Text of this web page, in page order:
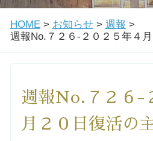
教会学校・中高生会
洗礼を希望される方
HOME> お知らせ> 週報 >
週報No.７２６-２０２５年４
週報No.７２６-
月２０日復活の